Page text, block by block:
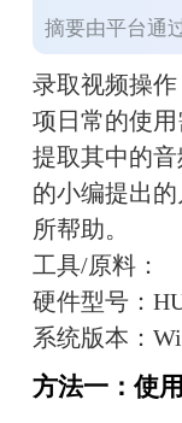
摘要由平台通
录取视频操
项日常的使
提取其中的
的小编提出
所帮助。
工具/原料：
硬件型号：
系统版本：
方法一：使